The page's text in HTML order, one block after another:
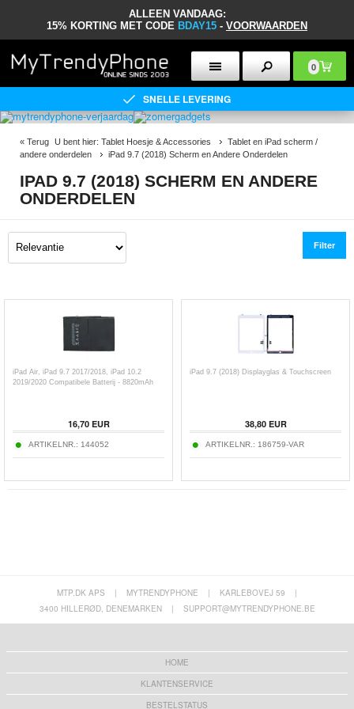
ALLEEN VANDAAG:
15% KORTING MET CODE BDAY15 - VOORWAARDEN
0
SNELLE LEVERING
« Terug U bent hier: Tablet Hoesje & Accessories
Tablet en iPad scherm /
andere onderdelen
iPad 9.7 (2018) Scherm en Andere Onderdelen
IPAD 9.7 (2018) SCHERM EN ANDERE
ONDERDELEN
Filter
iPad Air, iPad 9.7 2017/2018, iPad 10.2
2019/2020 Compatibele Batterij - 8820mAh
16,70EUR
ARTIKELNR.: 144052
iPad 9.7 (2018) Displayglas & Touchscreen
38,80EUR
ARTIKELNR.: 186759-VAR
MTP.DK APS | MYTRENDYPHONE | KARLEBOVEJ 59
|
3400 HILLERØD, DENEMARKEN
| SUPPORT@MYTRENDYPHONE.BE
HOME
KLANTENSERVICE
BESTELSTATUS